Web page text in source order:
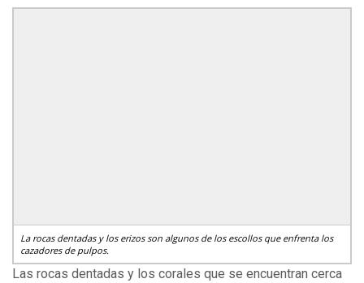
La rocas dentadas y los erizos son algunos de los escollos que enfrenta los
cazadores de pulpos.
Las rocas dentadas y los corales que se encuentran cerca